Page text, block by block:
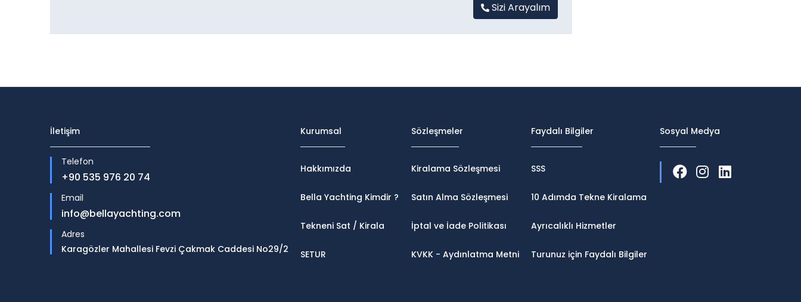
Sizi Arayalım
İletişim
Telefon
+90 535 976 20 74
Email
info@bellayachting.com
Adres
Karagözler Mahallesi Fevzi Çakmak Caddesi No29/2
Kurumsal
Hakkımızda
Bella Yachting Kimdir ?
Tekneni Sat / Kirala
SETUR
Sözleşmeler
Kiralama Sözleşmesi
Satın Alma Sözleşmesi
İptal ve İade Politikası
KVKK - Aydınlatma Metni
Faydalı Bilgiler
SSS
10 Adımda Tekne Kiralama
Ayrıcalıklı Hizmetler
Turunuz için Faydalı Bilgiler
Sosyal Medya